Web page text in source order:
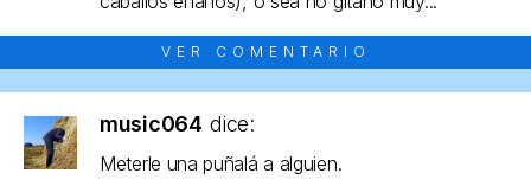
VER COMENTARIO
music064 dice:
Meterle una puñalá a alguien.